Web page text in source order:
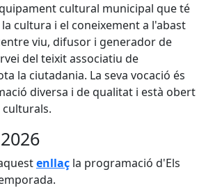
cultural municipal que té
cultura i el coneixement a l'abast
viu, difusor i generador de
del teixit associatiu de
la ciutadania. La seva vocació és
diversa i de qualitat i està obert
enllaç la programació d'Els